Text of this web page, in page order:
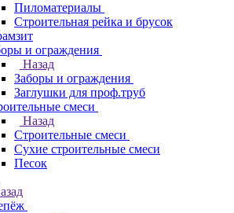
Пиломатериалы
Строительная рейка и брусок
и ограждения
Назад
Заборы и ограждения
Заглушки для проф.труб
смеси
Назад
Строительные смеси
Сухие строительные смеси
Песок